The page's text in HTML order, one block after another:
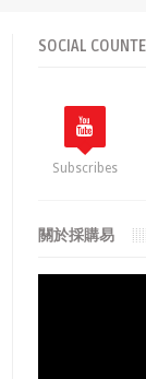
SOCIAL
Subscribes
關於採購易